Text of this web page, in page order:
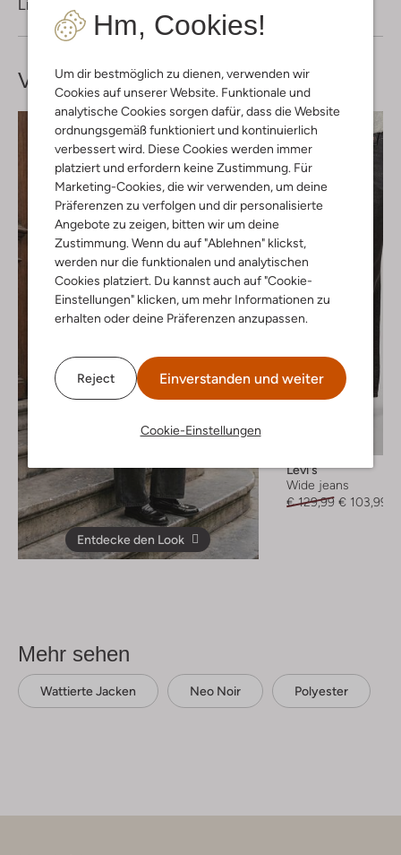
Hm, Cookies!
Um dir bestmöglich zu dienen, verwenden wir
Cookies auf unserer Website. Funktionale und
analytische Cookies sorgen dafür, dass die Website
ordnungsgemäß funktioniert und kontinuierlich
verbessert wird. Diese Cookies werden immer
platziert und erfordern keine Zustimmung. Für
Marketing-Cookies, die wir verwenden, um deine
Präferenzen zu verfolgen und dir personalisierte
Angebote zu zeigen, bitten wir um deine
Zustimmung. Wenn du auf "Ablehnen" klickst,
werden nur die funktionalen und analytischen
Cookies platziert. Du kannst auch auf "Cookie-
Einstellungen" klicken, um mehr Informationen zu
erhalten oder deine Präferenzen anzupassen.
Reject Einverstanden und weiter
Cookie-Einstellungen
Lieferung & Rückgabe
Vervollständige deinenLook
Entdecke den Look
Levi's
Wide jeans
€ 129,99 € 103,99
Mehr sehen
Wattierte Jacken Neo Noir Polyester